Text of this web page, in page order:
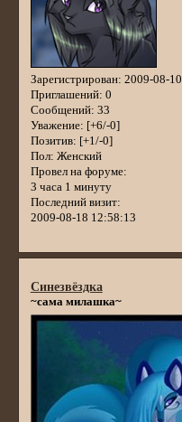
Зарегистрирован: 2009-08-10
Приглашений: 0
Сообщений: 33
Уважение: [+6/-0]
Позитив: [+1/-0]
Пол: Женский
Провел на форуме:
3 часа 1 минуту
Последний визит:
2009-08-18 12:58:13
Синезвёздка
~сама милашка~